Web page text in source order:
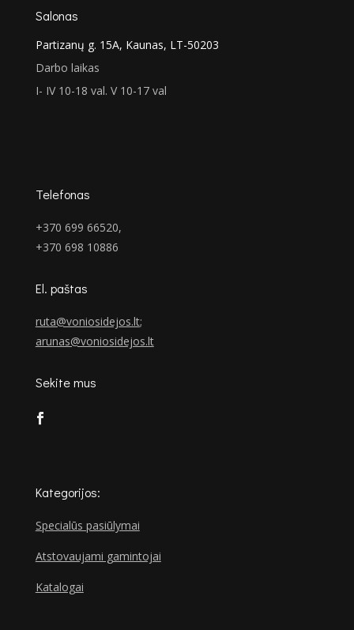
Salonas
Partizanų g. 15A, Kaunas, LT-50203
Darbo laikas
I- IV 10-18 val. V 10-17 val
Telefonas
+370 699 66520,
+370 698 10886
El. paštas
ruta@voniosidejos.lt;
arunas@voniosidejos.lt
Sekite mus
Kategorijos:
Specialūs pasiūlymai
Atstovaujami gamintojai
Katalogai